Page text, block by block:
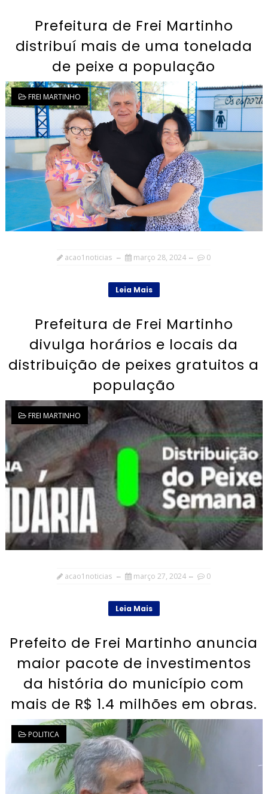
Prefeitura de Frei Martinho
distribuí mais de uma tonelada
de peixe a população
FREI MARTINHO
acao1noticias março 28, 2024 0
Leia Mais
Prefeitura de Frei Martinho
divulga horários e locais da
distribuição de peixes gratuitos a
população
FREI MARTINHO
acao1noticias março 27, 2024 0
Leia Mais
Prefeito de Frei Martinho anuncia
maior pacote de investimentos
da história do município com
mais de R$ 1.4 milhões em obras.
POLITICA